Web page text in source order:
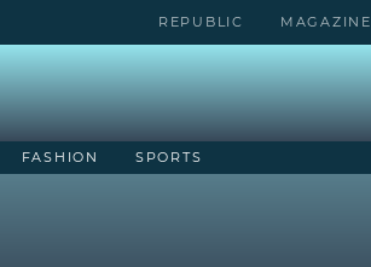
REPUBLIC MAGAZINE
FASHION SPORTS